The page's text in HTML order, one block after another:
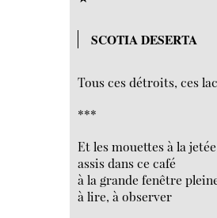
SCOTIA DESERTA
Tous ces détroits, ces
***
Et les mouettes à la
assis dans ce café
à la grande fenêtre
à lire, à observer